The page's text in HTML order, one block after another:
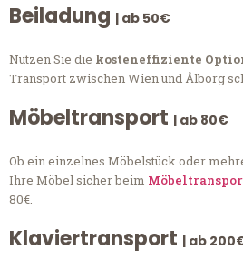
Beiladung | ab 50€
Nutzen Sie die kosteneffiziente
Transport zwischen Wien und Ålborg
Möbeltransport | ab 80€
Ob ein einzelnes Möbelstück oder
Ihre Möbel sicher beim
80€.
Klaviertransport | ab